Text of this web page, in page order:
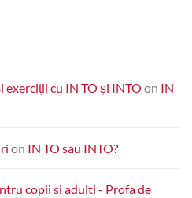
exerciții cu IN TO și INTO on IN
on IN TO sau INTO?
copii si adulti - Profa de